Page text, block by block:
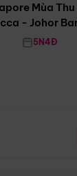
Mùa Thu
- Johor
5N4Đ